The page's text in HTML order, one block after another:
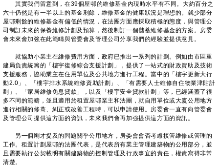
其實我們留意到，在39個屋邨的維修基金內現時水平有不同。大約百分之
六十仍然是有一半以上的基金剩餘，維修基金的健康狀況是理想的。就少部分
屋邨剩餘的維修基金有偏低的情況，在法團方面應採取積極的態度，與管理公
司制訂未來的保養維修計劃及預算，然後制訂一個儲蓄維修基金的方案。房委
會未來會加強在此範疇與管委會及管理公司分享我們的經驗並提供意見。
就協助小業主在維修費用方面，政府已推出一系列的計劃。例如由市區重
建局負責統籌的「樓宇復修綜合支援計劃」，提供了一站式的財政資助及技術
支援服務，協助業主在住用單位及公共地方進行工程。當中的「樓宇更新大行
動2.0」、「樓宇排水系統維修資助計劃」、「有需要人士維修自住物業津貼計
劃」、「家居維修免息貸款」，以及「樓宇安全貸款計劃」等，已經涵蓋了很
多不同的範疇，並且適用於租置屋邨業主和法團，就自用單位或大廈公用地方
進行相關的修葺、糾正或改善工程時，可以申請使用。房委會一直有向管委會
及管理公司提供這方面的資訊，未來我們會再加強提供這方面的資訊。
另一個剛才提及的問題關乎公用地方，房委會會否考慮接管維修或管理的
工作。租置計劃屋邨的法團代表，是代表所有業主管理建築物的公用部分，並
且需要執行公契載明有關建築物的控制管理及行政事宜的責任，權責寫得非常
清楚。